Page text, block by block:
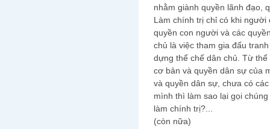
nhằm giành quyền lãnh đạo,
Làm chính trị chỉ có khi
quyền con người và các
chủ là việc tham gia đấu
dựng thể chế dân chủ. Từ
cơ bản và quyền dân sự của
và quyền dân sự, chưa có
mình thì làm sao lại gọi
làm chính trị?...
(còn nữa)